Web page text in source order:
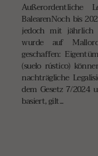
Außerordentliche
BalearenNoch bis
jedoch mit jährlich
wurde auf
geschaffen:
(suelo rústico)
nachträgliche
dem Gesetz 7/2024
basiert, gilt...